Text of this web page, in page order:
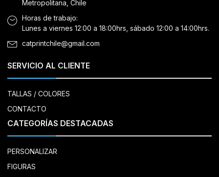
Metropolitana, Chile
Horas de trabajo:
Lunes a viernes 12:00 a 18:00hrs, sábado 12:00 a 14:00hrs.
catprintchile@gmail.com
SERVICIO AL CLIENTE
TALLAS / COLORES
CONTACTO
CATEGORÍAS DESTACADAS
PERSONALIZAR
FIGURAS